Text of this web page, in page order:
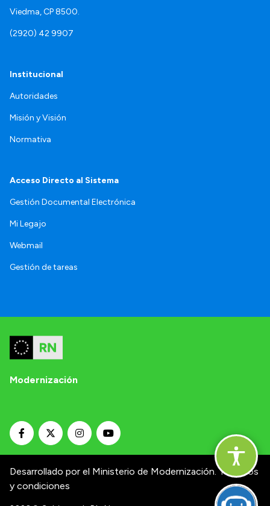
Viedma, CP 8500.
(2920) 42 9907
Institucional
Autoridades
Misión y Visión
Normativa
Acceso Directo al Sistema
Gestión Documental Electrónica
Mi Legajo
Webmail
Gestión de tareas
Modernización
Desarrollado por el Ministerio de Modernización. Términos
y condiciones